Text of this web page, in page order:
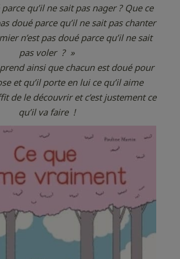
parce qu’il ne sait pas nager ? Que ce
doué parce qu’il ne sait pas chanter
n’est pas doué parce qu’il ne sait
pas voler ? »
ainsi que chacun est doué pour
et qu’il porte en lui ce qu’il aime
de le découvrir et c’est justement ce
qu’il va faire !